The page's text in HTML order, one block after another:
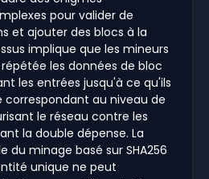
pour valider de
et ajouter des blocs à la
implique que les mineurs
les données de bloc
les entrées jusqu'à ce qu'ils
au niveau de
le réseau contre les
la double dépense. La
du minage basé sur SHA256
unique ne peut